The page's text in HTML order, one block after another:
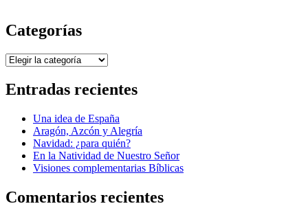
Categorías
Categorías
Entradas recientes
Una idea de España
Aragón, Azcón y Alegría
Navidad: ¿para quién?
En la Natividad de Nuestro Señor
Visiones complementarias Bíblicas
Comentarios recientes